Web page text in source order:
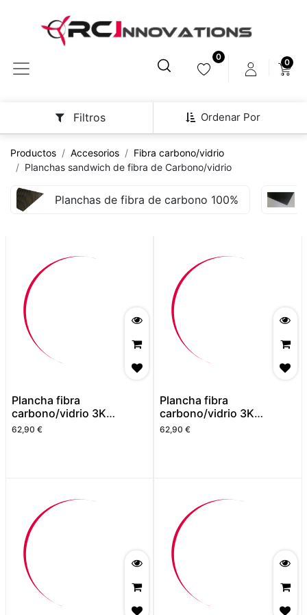
0
0
Ordenar Por
Filtros
Productos Accesorios
Fibra carbono/vidrio
Planchas sandwich de fibra de Carbono/vidrio
Planchas de fibra de carbono 100%
Plancha fibra
carbono/vidrio 3K
500x400 2mm. Acabado
62,90 €
Plancha fibra
carbono/vidrio 3K
500x400 2mm. Acabado
62,90 €